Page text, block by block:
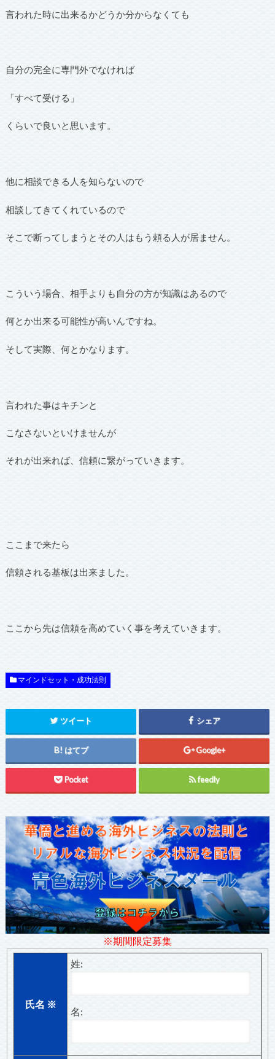
言われた時に出来るかどうか分からなくても
自分の完全に専門外でなければ
「すべて受ける」
くらいで良いと思います。
他に相談できる人を知らないので
相談してきてくれているので
そこで断ってしまうとその人はもう頼る人が居ません。
こういう場合、相手よりも自分の方が知識はあるので
何とか出来る可能性が高いんですね。
そして実際、何とかなります。
言われた事はキチンと
こなさないといけませんが
それが出来れば、信頼に繋がっていきます。
ここまで来たら
信頼される基板は出来ました。
ここから先は信頼を高めていく事を考えていきます。
マインドセット・成功法則
ツイート シェア
はてブ Google+
Pocket feedly
※期間限定募集
氏名 ※
姓:
名: